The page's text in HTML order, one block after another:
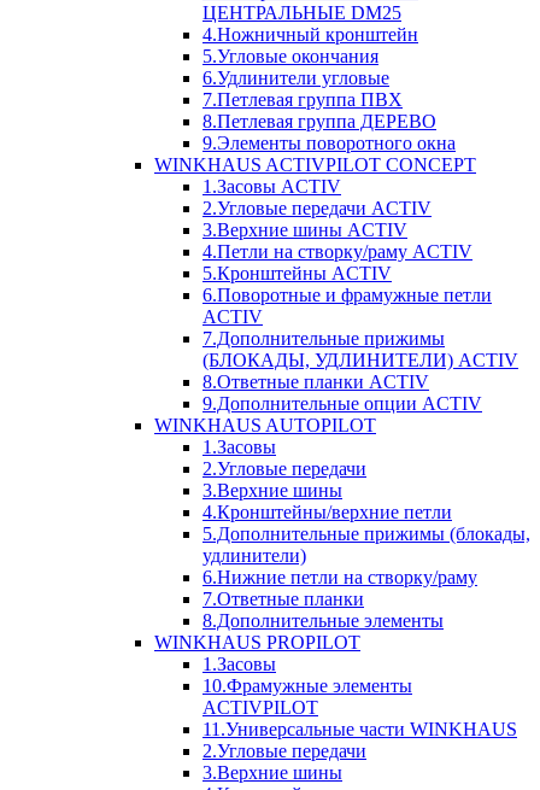
ЦЕНТРАЛЬНЫЕ DM25
4.Ножничный кронштейн
5.Угловые окончания
6.Удлинители угловые
7.Петлевая группа ПВХ
8.Петлевая группа ДЕРЕВО
9.Элементы поворотного окна
WINKHAUS ACTIVPILOT CONCEPT
1.Засовы ACTIV
2.Угловые передачи ACTIV
3.Верхние шины ACTIV
4.Петли на створку/раму ACTIV
5.Кронштейны ACTIV
6.Поворотные и фрамужные петли
ACTIV
7.Дополнительные прижимы
(БЛОКАДЫ, УДЛИНИТЕЛИ) ACTIV
8.Ответные планки ACTIV
9.Дополнительные опции ACTIV
WINKHAUS AUTOPILOT
1.Засовы
2.Угловые передачи
3.Верхние шины
4.Кронштейны/верхние петли
5.Дополнительные прижимы (блокады,
удлинители)
6.Нижние петли на створку/раму
7.Ответные планки
8.Дополнительные элементы
WINKHAUS PROPILOT
1.Засовы
10.Фрамужные элементы
ACTIVPILOT
11.Универсальные части WINKHAUS
2.Угловые передачи
3.Верхние шины